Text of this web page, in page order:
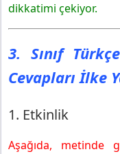
dikkatimi çekiyor.
3. Sınıf
Cevapları İlke
1. Etkinlik
Aşağıda, metinde